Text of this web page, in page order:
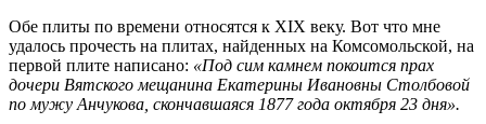
Обе плиты по времени относятся к XIX веку. Вот что мне
удалось прочесть на плитах, найденных на Комсомольской, на
первой плите написано: «Под сим камнем покоится прах
дочери Вятского мещанина Екатерины Ивановны Столбовой
по мужу Анчукова, скончавшаяся 1877 года октября 23 дня».